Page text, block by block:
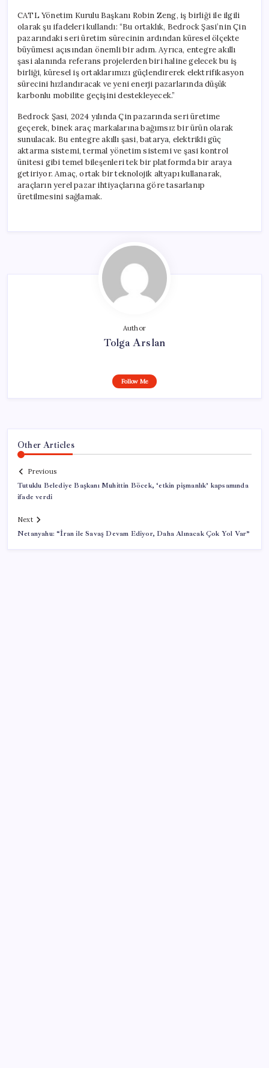
CATL Yönetim Kurulu Başkanı Robin Zeng, iş birliği ile ilgili
olarak şu ifadeleri kullandı: “Bu ortaklık, Bedrock Şasi’nin Çin
pazarındaki seri üretim sürecinin ardından küresel ölçekte
büyümesi açısından önemli bir adım. Ayrıca, entegre akıllı
şasi alanında referans projelerden biri haline gelecek bu iş
birliği, küresel iş ortaklarımızı güçlendirerek elektrifikasyon
sürecini hızlandıracak ve yeni enerji pazarlarında düşük
karbonlu mobilite geçişini destekleyecek.”
Bedrock Şasi, 2024 yılında Çin pazarında seri üretime
geçerek, binek araç markalarına bağımsız bir ürün olarak
sunulacak. Bu entegre akıllı şasi, batarya, elektrikli güç
aktarma sistemi, termal yönetim sistemi ve şasi kontrol
ünitesi gibi temel bileşenleri tek bir platformda bir araya
getiriyor. Amaç, ortak bir teknolojik altyapı kullanarak,
araçların yerel pazar ihtiyaçlarına göre tasarlanıp
üretilmesini sağlamak.
Author
Tolga Arslan
Follow Me
Other Articles
Previous
Tutuklu Belediye Başkanı Muhittin Böcek, ‘etkin pişmanlık’ kapsamında
ifade verdi
Next
Netanyahu: “İran ile Savaş Devam Ediyor, Daha Alınacak Çok Yol Var”